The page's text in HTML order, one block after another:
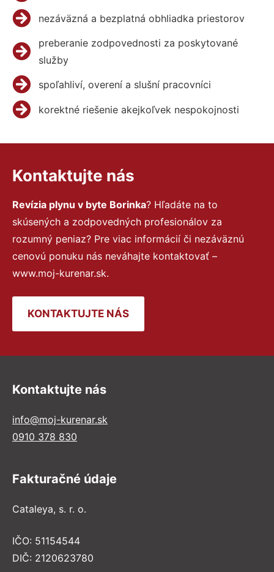
nezáväzná a bezplatná obhliadka priestorov
preberanie zodpovednosti za poskytované
služby
spoľahliví, overení a slušní pracovníci
korektné riešenie akejkoľvek nespokojnosti
Kontaktujte nás
Revízia plynu v byte Borinka? Hľadáte na to
skúsených a zodpovedných profesionálov za
rozumný peniaz? Pre viac informácií či nezáväznú
cenovú ponuku nás neváhajte kontaktovať –
www.moj-kurenar.sk.
KONTAKTUJTE NÁS
Kontaktujte nás
info@moj-kurenar.sk
0910 378 830
Fakturačné údaje
Cataleya, s. r. o.
IČO: 51154544
DIČ: 2120623780